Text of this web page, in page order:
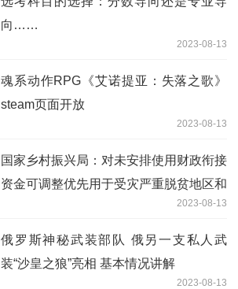
向……
2023-08-13
魂系动作RPG《艾诺提亚：失落之歌》
steam页面开放
2023-08-13
国家乡村振兴局：对未安排使用财政衔接
资金可调整优先用于受灾严重脱贫地区和
2023-08-13
俄罗斯神秘武装部队 俄另一支私人武
装“沙皇之狼”亮相 基本情况讲解
2023-08-13